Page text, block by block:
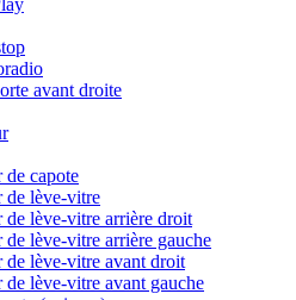
avant droite
de capote
de lève-vitre
de lève-vitre arrière droit
de lève-vitre arrière gauche
de lève-vitre avant droit
de lève-vitre avant gauche